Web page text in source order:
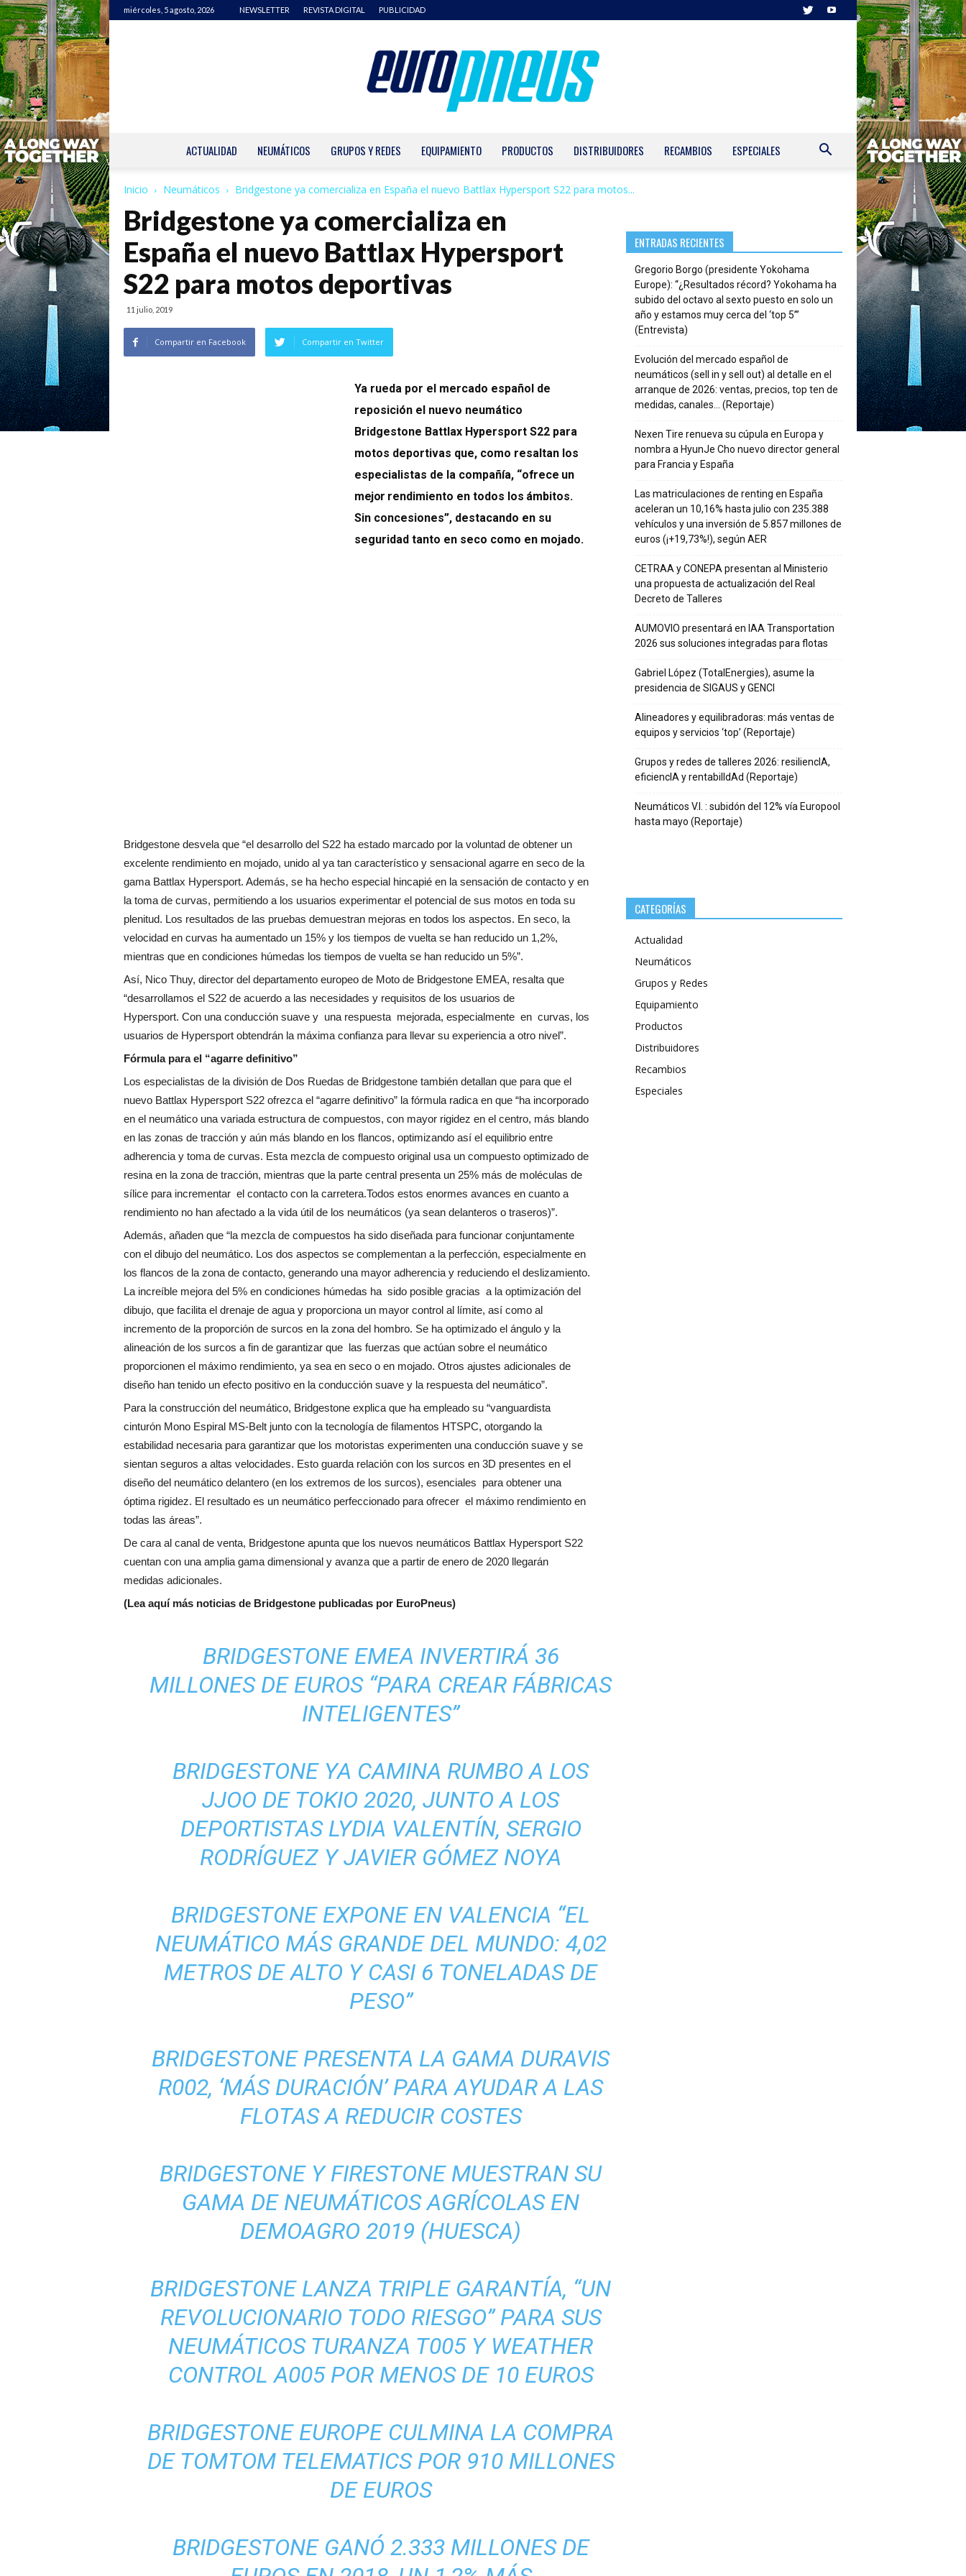
miércoles, 5 agosto, 2026 NEWSLETTER REVISTA DIGITAL PUBLICIDAD
ACTUALIDAD NEUMÁTICOS GRUPOS Y REDES EQUIPAMIENTO PRODUCTOS DISTRIBUIDORES RECAMBIOS ESPECIALES
Inicio Neumáticos Bridgestone ya comercializa en España el nuevo Battlax Hypersport S22 para motos...
Bridgestone ya comercializa en
España el nuevo Battlax Hypersport
S22 para motos deportivas
11 julio, 2019
Compartir en Facebook Compartir en Twitter
Ya rueda por el mercado español de
reposición el nuevo neumático
Bridgestone Battlax Hypersport S22 para
motos deportivas que, como resaltan los
especialistas de la compañía, “ofrece un
mejor rendimiento en todos los ámbitos.
Sin concesiones”, destacando en su
seguridad tanto en seco como en mojado.
Bridgestone desvela que “el desarrollo del S22 ha estado marcado por la voluntad de obtener un
excelente rendimiento en mojado, unido al ya tan característico y sensacional agarre en seco de la
gama Battlax Hypersport. Además, se ha hecho especial hincapié en la sensación de contacto y en
la toma de curvas, permitiendo a los usuarios experimentar el potencial de sus motos en toda su
plenitud. Los resultados de las pruebas demuestran mejoras en todos los aspectos. En seco, la
velocidad en curvas ha aumentado un 15% y los tiempos de vuelta se han reducido un 1,2%,
mientras que en condiciones húmedas los tiempos de vuelta se han reducido un 5%”.
Así, Nico Thuy, director del departamento europeo de Moto de Bridgestone EMEA, resalta que
“desarrollamos el S22 de acuerdo a las necesidades y requisitos de los usuarios de
Hypersport. Con una conducción suave y una respuesta mejorada, especialmente en curvas, los
usuarios de Hypersport obtendrán la máxima confianza para llevar su experiencia a otro nivel”.
Fórmula para el “agarre definitivo”
Los especialistas de la división de Dos Ruedas de Bridgestone también detallan que para que el
nuevo Battlax Hypersport S22 ofrezca el “agarre definitivo” la fórmula radica en que “ha incorporado
en el neumático una variada estructura de compuestos, con mayor rigidez en el centro, más blando
en las zonas de tracción y aún más blando en los flancos, optimizando así el equilibrio entre
adherencia y toma de curvas. Esta mezcla de compuesto original usa un compuesto optimizado de
resina en la zona de tracción, mientras que la parte central presenta un 25% más de moléculas de
sílice para incrementar el contacto con la carretera.Todos estos enormes avances en cuanto a
rendimiento no han afectado a la vida útil de los neumáticos (ya sean delanteros o traseros)”.
Además, añaden que “la mezcla de compuestos ha sido diseñada para funcionar conjuntamente
con el dibujo del neumático. Los dos aspectos se complementan a la perfección, especialmente en
los flancos de la zona de contacto, generando una mayor adherencia y reduciendo el deslizamiento.
La increíble mejora del 5% en condiciones húmedas ha sido posible gracias a la optimización del
dibujo, que facilita el drenaje de agua y proporciona un mayor control al límite, así como al
incremento de la proporción de surcos en la zona del hombro. Se ha optimizado el ángulo y la
alineación de los surcos a fin de garantizar que las fuerzas que actúan sobre el neumático
proporcionen el máximo rendimiento, ya sea en seco o en mojado. Otros ajustes adicionales de
diseño han tenido un efecto positivo en la conducción suave y la respuesta del neumático”.
Para la construcción del neumático, Bridgestone explica que ha empleado su “vanguardista
cinturón Mono Espiral MS-Belt junto con la tecnología de filamentos HTSPC, otorgando la
estabilidad necesaria para garantizar que los motoristas experimenten una conducción suave y se
sientan seguros a altas velocidades. Esto guarda relación con los surcos en 3D presentes en el
diseño del neumático delantero (en los extremos de los surcos), esenciales para obtener una
óptima rigidez. El resultado es un neumático perfeccionado para ofrecer el máximo rendimiento en
todas las áreas”.
De cara al canal de venta, Bridgestone apunta que los nuevos neumáticos Battlax Hypersport S22
cuentan con una amplia gama dimensional y avanza que a partir de enero de 2020 llegarán
medidas adicionales.
(Lea aquí más noticias de Bridgestone publicadas por EuroPneus)
BRIDGESTONE EMEA INVERTIRÁ 36
MILLONES DE EUROS “PARA CREAR FÁBRICAS
INTELIGENTES”
BRIDGESTONE YA CAMINA RUMBO A LOS
JJOO DE TOKIO 2020, JUNTO A LOS
DEPORTISTAS LYDIA VALENTÍN, SERGIO
RODRÍGUEZ Y JAVIER GÓMEZ NOYA
BRIDGESTONE EXPONE EN VALENCIA “EL
NEUMÁTICO MÁS GRANDE DEL MUNDO: 4,02
METROS DE ALTO Y CASI 6 TONELADAS DE
PESO”
BRIDGESTONE PRESENTA LA GAMA DURAVIS
R002, ‘MÁS DURACIÓN’ PARA AYUDAR A LAS
FLOTAS A REDUCIR COSTES
BRIDGESTONE Y FIRESTONE MUESTRAN SU
GAMA DE NEUMÁTICOS AGRÍCOLAS EN
DEMOAGRO 2019 (HUESCA)
BRIDGESTONE LANZA TRIPLE GARANTÍA, “UN
REVOLUCIONARIO TODO RIESGO” PARA SUS
NEUMÁTICOS TURANZA T005 Y WEATHER
CONTROL A005 POR MENOS DE 10 EUROS
BRIDGESTONE EUROPE CULMINA LA COMPRA
DE TOMTOM TELEMATICS POR 910 MILLONES
DE EUROS
BRIDGESTONE GANÓ 2.333 MILLONES DE
ENTRADAS RECIENTES
Gregorio Borgo (presidente Yokohama
Europe): “¿Resultados récord? Yokohama ha
subido del octavo al sexto puesto en solo un
año y estamos muy cerca del ‘top 5’”
(Entrevista)
Evolución del mercado español de
neumáticos (sell in y sell out) al detalle en el
arranque de 2026: ventas, precios, top ten de
medidas, canales… (Reportaje)
Nexen Tire renueva su cúpula en Europa y
nombra a HyunJe Cho nuevo director general
para Francia y España
Las matriculaciones de renting en España
aceleran un 10,16% hasta julio con 235.388
vehículos y una inversión de 5.857 millones de
euros (¡+19,73%!), según AER
CETRAA y CONEPA presentan al Ministerio
una propuesta de actualización del Real
Decreto de Talleres
AUMOVIO presentará en IAA Transportation
2026 sus soluciones integradas para flotas
Gabriel López (TotalEnergies), asume la
presidencia de SIGAUS y GENCI
Alineadores y equilibradoras: más ventas de
equipos y servicios ‘top’ (Reportaje)
Grupos y redes de talleres 2026: resiliencIA,
eficiencIA y rentabilIdAd (Reportaje)
Neumáticos V.I. : subidón del 12% vía Europool
hasta mayo (Reportaje)
CATEGORÍAS
Actualidad
Neumáticos
Grupos y Redes
Equipamiento
Productos
Distribuidores
Recambios
Especiales